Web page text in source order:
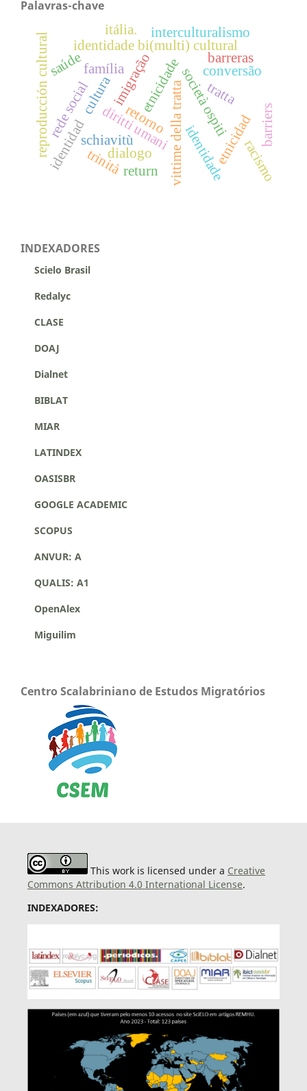
Palavras-chave
tratta
vittime della tratta
diritti umani
schiavitù identidade
cultura etnicidade
imigração
identidade bi(multi) cultural
família
rede social
interculturalismo
società ospiti
etnicidad
identidad
reproducción cultural
racismo
dialogo
trinità
conversão
retorno
saúde
return
itália.
barreras
barriers
INDEXADORES
Scielo Brasil
Redalyc
CLASE
DOAJ
Dialnet
BIBLAT
MIAR
LATINDEX
OASISBR
GOOGLE ACADEMIC
SCOPUS
ANVUR: A
QUALIS: A1
OpenAlex
Miguilim
Centro Scalabriniano de Estudos Migratórios
This work is licensed under a Creative
Commons Attribution 4.0 International License.
INDEXADORES: